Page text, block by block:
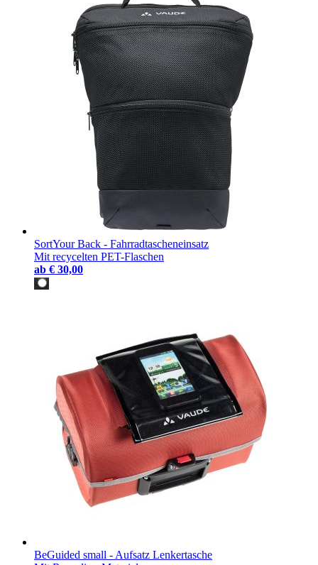
SortYour Back - Fahrradtascheneinsatz
Mit recycelten PET-Flaschen
ab € 30,00
BeGuided small - Aufsatz Lenkertasche